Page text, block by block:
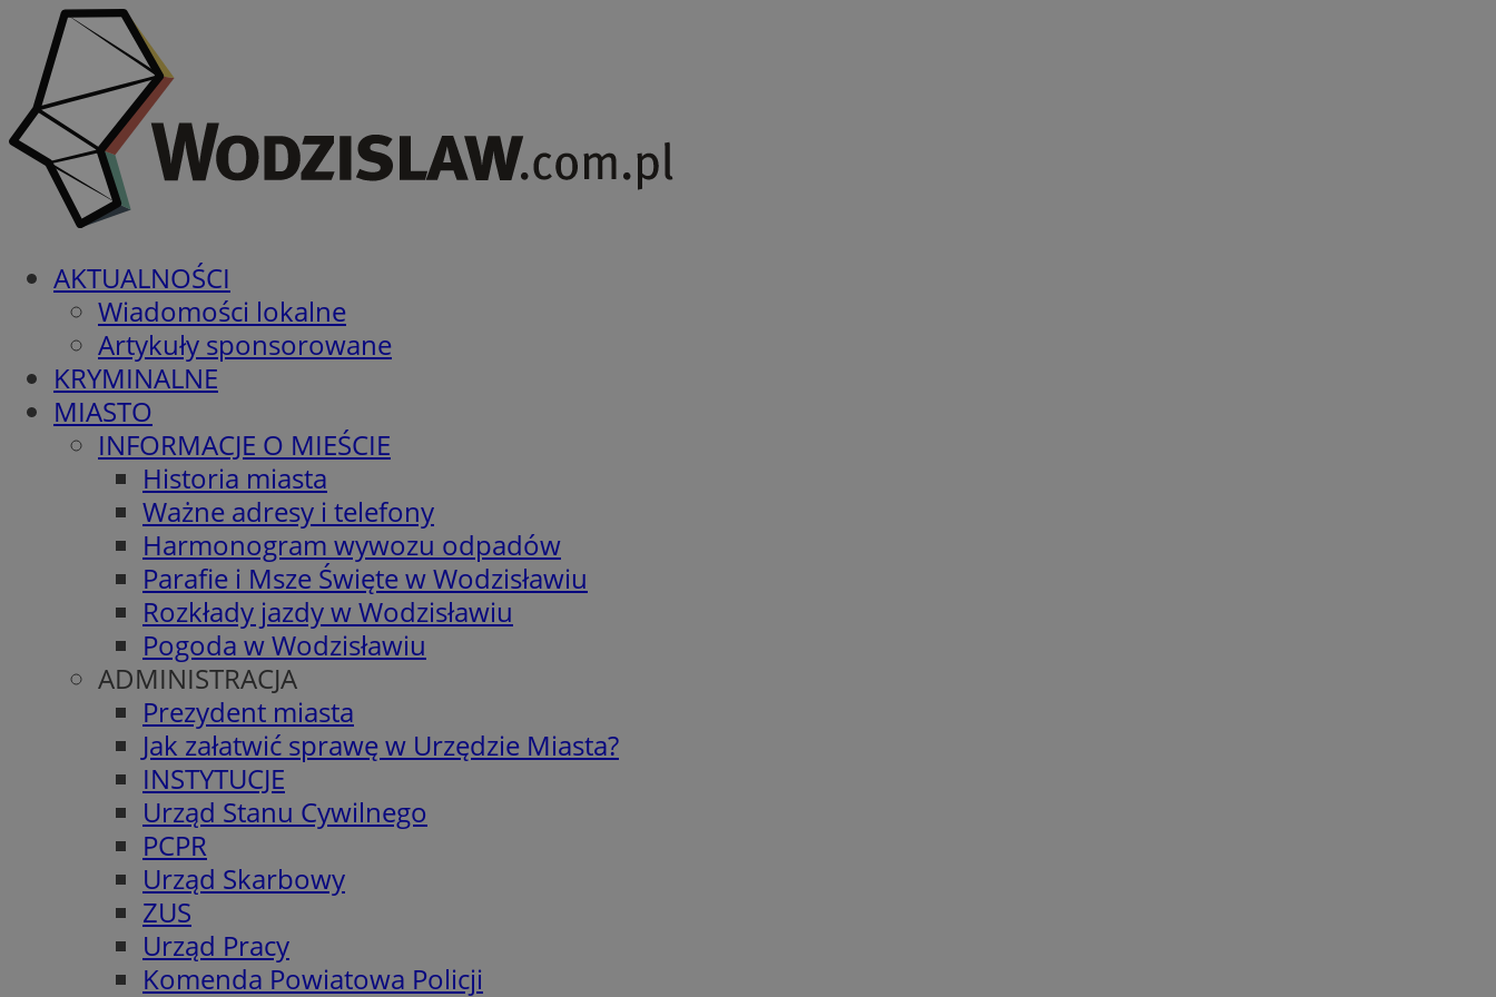
AKTUALNOŚCI
Wiadomości lokalne
Artykuły sponsorowane
KRYMINALNE
MIASTO
INFORMACJE O MIEŚCIE
Historia miasta
Ważne adresy i telefony
Harmonogram wywozu odpadów
Parafie i Msze Święte w Wodzisławiu
Rozkłady jazdy w Wodzisławiu
Pogoda w Wodzisławiu
ADMINISTRACJA
Prezydent miasta
Jak załatwić sprawę w Urzędzie Miasta?
INSTYTUCJE
Urząd Stanu Cywilnego
PCPR
Urząd Skarbowy
ZUS
Urząd Pracy
Komenda Powiatowa Policji